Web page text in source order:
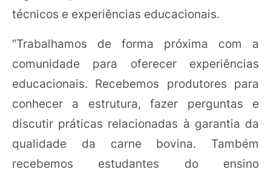
técnicos e experiências educacionais.
“Trabalhamos de forma próxima com a
comunidade para oferecer experiências
educacionais. Recebemos produtores para
conhecer a estrutura, fazer perguntas e
discutir práticas relacionadas à garantia da
qualidade da carne bovina. Também
recebemos estudantes do ensino